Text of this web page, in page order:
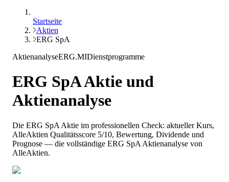
Startseite
Aktien
ERG SpA
AktienanalyseERG.MIDienstprogramme
ERG SpAAktie und
Aktienanalyse
Die ERG SpA Aktie im professionellen Check: aktueller Kurs,
AlleAktien Qualitätsscore 5/10, Bewertung, Dividende und
Prognose — die vollständige ERG SpA Aktienanalyse von
AlleAktien.